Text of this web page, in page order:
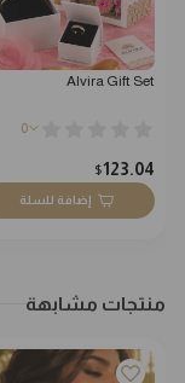
Alvira Gift Set
0
123.04
$
إضافة للسلة
منتجات مشابهة